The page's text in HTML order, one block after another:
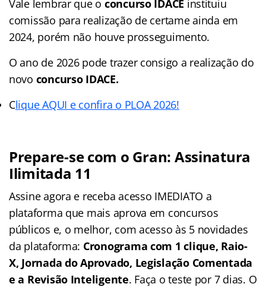
Vale lembrar que o concurso IDACE instituiu
comissão para realização de certame ainda em
2024, porém não houve prosseguimento.
O ano de 2026 pode trazer consigo a realização do
novo concurso IDACE.
Clique AQUI e confira o PLOA 2026!
Prepare-se com o Gran: Assinatura
Ilimitada 11
Assine agora e receba acesso IMEDIATO a
plataforma que mais aprova em concursos
públicos e, o melhor, com acesso às 5 novidades
da plataforma: Cronograma com 1 clique, Raio-
X, Jornada do Aprovado, Legislação Comentada
e a Revisão Inteligente. Faça o teste por 7 dias. O